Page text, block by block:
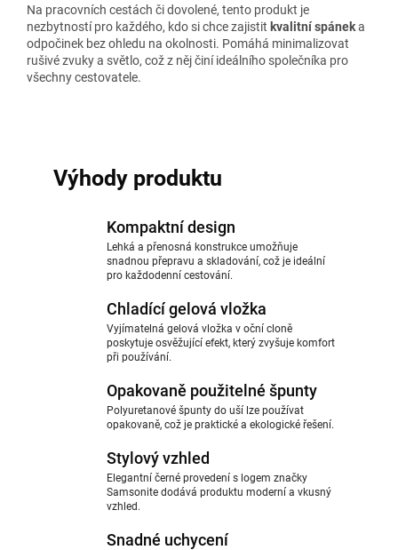
Na pracovních cestách či dovolené, tento produkt je
nezbytností pro každého, kdo si chce zajistit kvalitní spáneka
odpočinek bez ohledu na okolnosti. Pomáhá minimalizovat
rušivé zvuky a světlo, což z něj činí ideálního společníka pro
všechny cestovatele.
Výhody produktu
Kompaktní design
Lehká a přenosná konstrukce umožňuje
snadnou přepravu a skladování, což je ideální
pro každodenní cestování.
Chladící gelová vložka
Vyjímatelná gelová vložka v oční cloně
poskytuje osvěžující efekt, který zvyšuje komfort
při používání.
Opakovaně použitelné špunty
Polyuretanové špunty do uší lze používat
opakovaně, což je praktické a ekologické řešení.
Stylový vzhled
Elegantní černé provedení s logem značky
Samsonite dodává produktu moderní a vkusný
vzhled.
Snadné uchycení